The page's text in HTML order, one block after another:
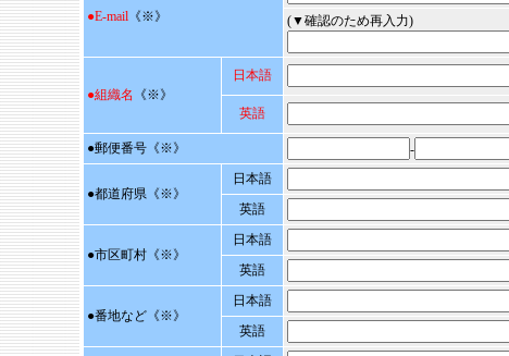
●E-mail 《※》 (▼確認のため再入力)
●組織名 《※》
日本語
英語
●郵便番号 《※》 -
●都道府県 《※》
日本語
英語
●市区町村 《※》
日本語
英語
●番地など 《※》
日本語
英語